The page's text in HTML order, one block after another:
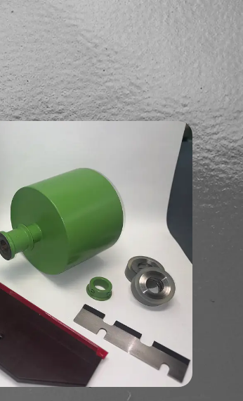
す。
お電話でのお問い合わせ
TEL.03-3902-1311 (代
受付時間：8:30～17:00、土日祝日休業
資料ダウンロード
お問い合わせ
contact